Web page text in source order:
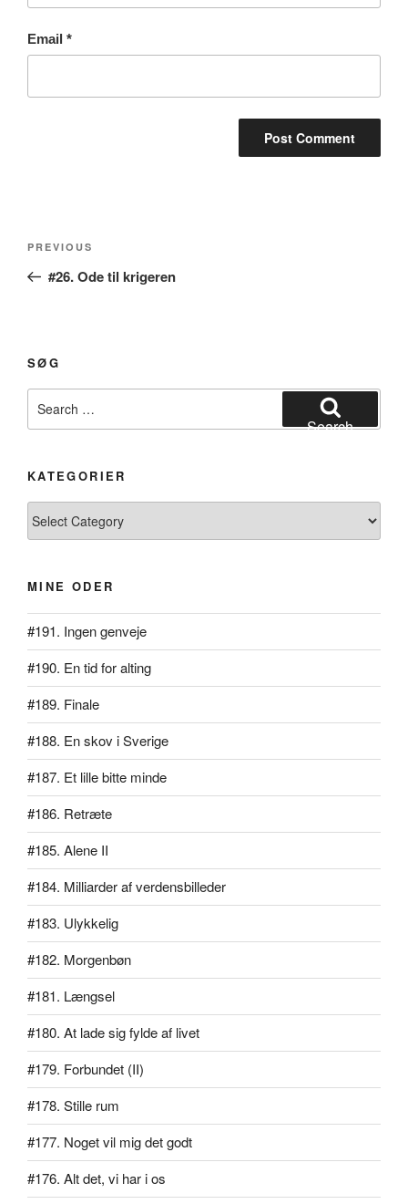
Email *
Previous
Post
PREVIOUS
#26. Ode til krigeren
SØG
for:
Search
KATEGORIER
MINE ODER
#191. Ingen genveje
#190. En tid for alting
#189. Finale
#188. En skov i Sverige
#187. Et lille bitte minde
#186. Retræte
#185. Alene II
#184. Milliarder af verdensbilleder
#183. Ulykkelig
#182. Morgenbøn
#181. Længsel
#180. At lade sig fylde af livet
#179. Forbundet (II)
#178. Stille rum
#177. Noget vil mig det godt
#176. Alt det, vi har i os